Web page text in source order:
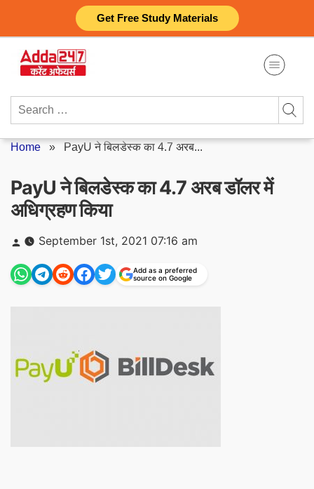
Get Free Study Materials
content
Search
Home » PayU ने बिलडेस्क का 4.7 अरब...
PayU ने बिलडेस्क का 4.7 अरब डॉलर में
अधिग्रहण किया
Posted
by
September 1st, 2021 07:16 am
Add as a preferred
source on Google